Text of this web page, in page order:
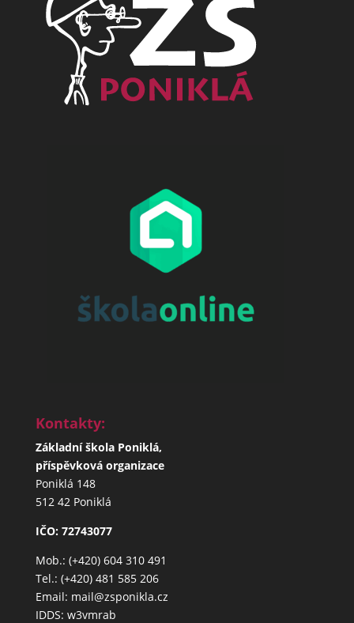
Kontakty:
Základní škola Poniklá,
příspěvková organizace
Poniklá 148
512 42 Poniklá
IČO: 72743077
Mob.: (+420) 604 310 491
Tel.: (+420) 481 585 206
Email: mail@zsponikla.cz
IDDS: w3vmrab